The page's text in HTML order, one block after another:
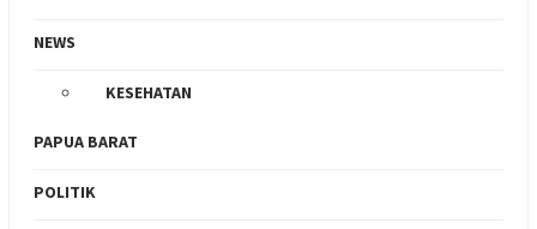
NEWS
KESEHATAN
PAPUA BARAT
POLITIK